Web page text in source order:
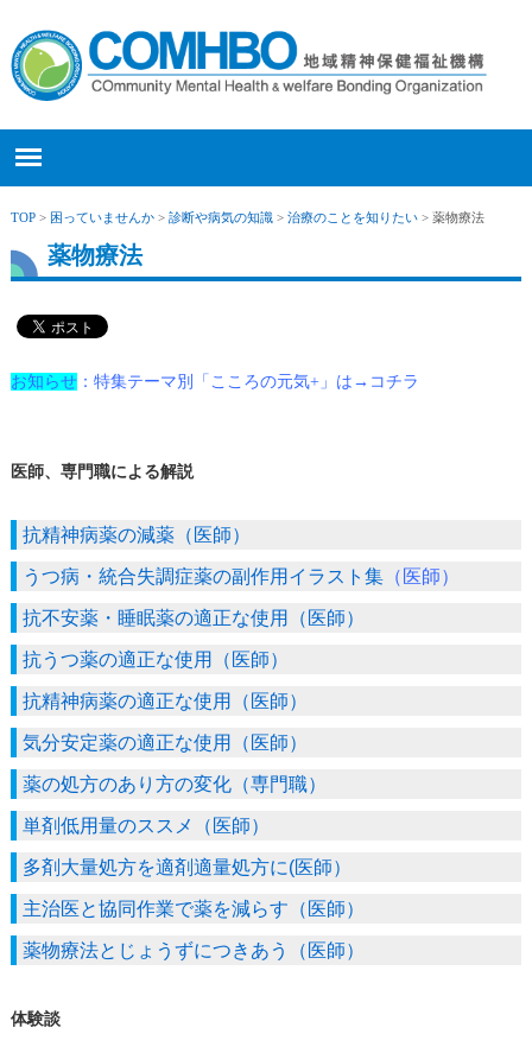
TOP> 困っていませんか> 診断や病気の知識> 治療のことを知りたい> 薬物療法
薬物療法
お知らせ：特集テーマ別「こころの元気+」は→コチラ
医師、専門職による解説
抗精神病薬の減薬（医師）
うつ病・統合失調症薬の副作用イラスト集（医師）
抗不安薬・睡眠薬の適正な使用（医師）
抗うつ薬の適正な使用（医師）
抗精神病薬の適正な使用（医師）
気分安定薬の適正な使用（医師）
薬の処方のあり方の変化（専門職）
単剤低用量のススメ（医師）
多剤大量処方を適剤適量処方に(医師）
主治医と協同作業で薬を減らす（医師）
薬物療法とじょうずにつきあう（医師）
体験談